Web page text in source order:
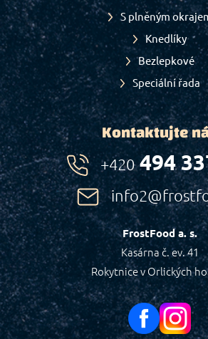
S plněným
Knedlíky
Bezlepkové
Speciální řada
Kontaktujte
+420494
FrostFood a. s.
Kasárna č. ev. 41
Rokytnice v Orlických